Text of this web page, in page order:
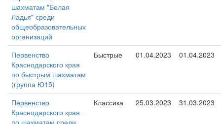
шахматам "Белая
Ладья" среди
общеобразовательных
организаций
Первенство
Краснодарского края
по быстрым шахматам
(группа Ю15)
Быстрые 01.04.2023 01.04.2023
Первенство
Краснодарского края
по шахматам среди
Классика 25.03.2023 31.03.2023